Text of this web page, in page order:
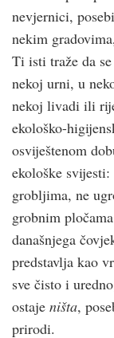
nevjernici,
nekim
Ti isti traže da
nekoj urni, u
nekoj livadi ili
ekološko-
osviještenom
ekološke
grobljima, ne
grobnim
današnjega
predstavlja kao
sve čisto i
ostaje ništa,
prirodi.